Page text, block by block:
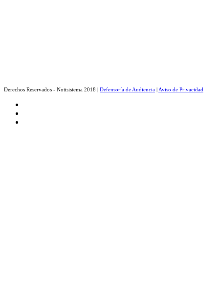
Derechos Reservados - Notisistema 2018 | Defensoría de Audiencia | Aviso de Privacidad